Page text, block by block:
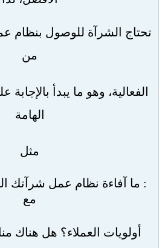
تحتاج الشرآة للوصول بنظام
من
الفعالية، وهو ما يبدأ
الهامة
مثل
: ما آفاءة نظام عمل شرآتك
مع
أولويات العملاء؟ هل هناك